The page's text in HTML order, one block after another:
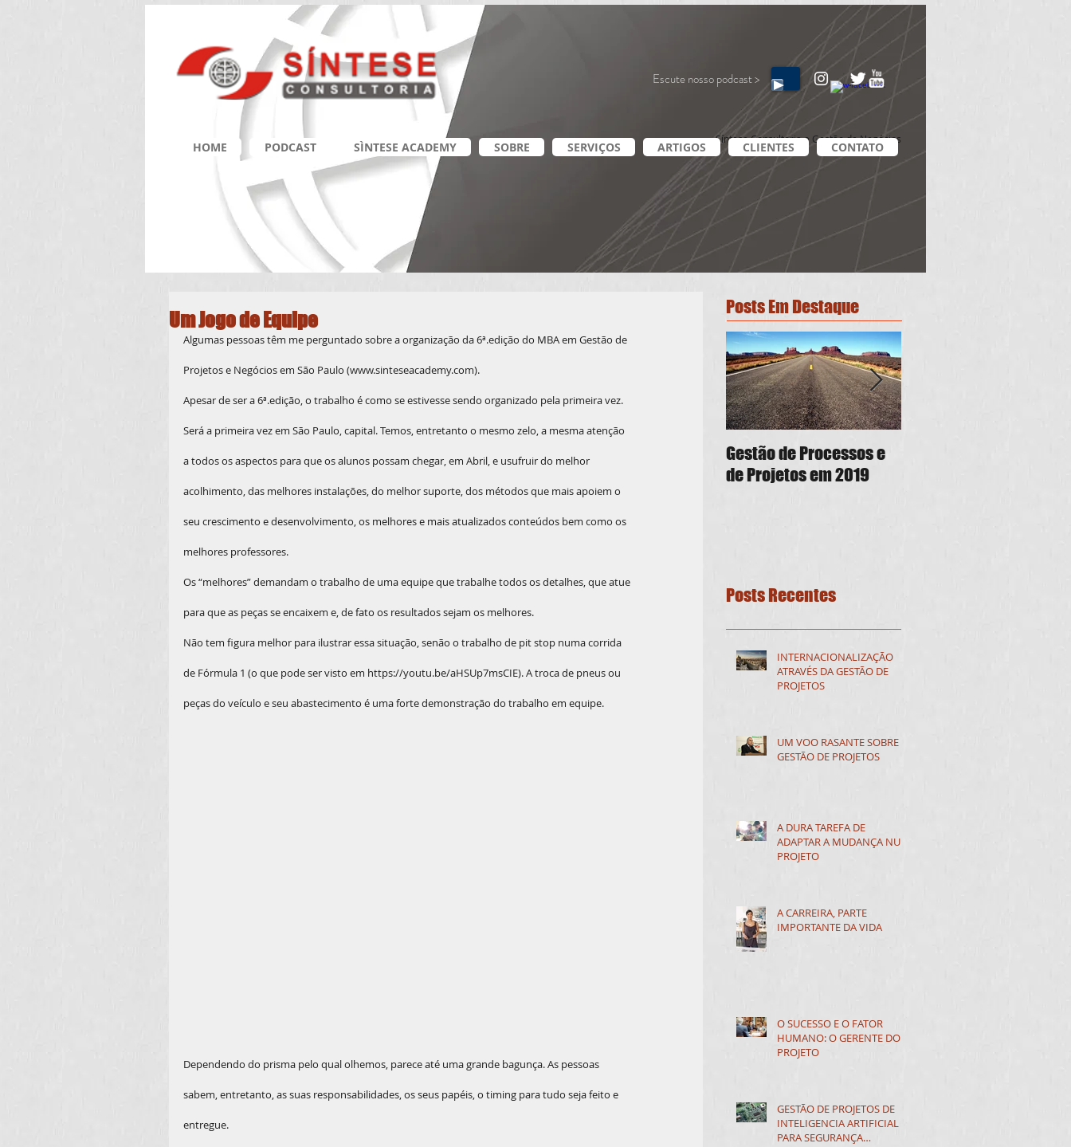
Síntese Consultoria e Gestão de Negócios
HOME PODCAST SÌNTESE ACADEMY SOBRE SERVIÇOS ARTIGOS CLIENTES CONTATO
Escute nosso podcast >
Um Jogo de Equipe
Algumas pessoas têm me perguntado sobre a organização da 6ª.edição do MBA em Gestão de
Projetos e Negócios em São Paulo (www.sinteseacademy.com).
Apesar de ser a 6ª.edição, o trabalho é como se estivesse sendo organizado pela primeira vez.
Será a primeira vez em São Paulo, capital. Temos, entretanto o mesmo zelo, a mesma atenção
a todos os aspectos para que os alunos possam chegar, em Abril, e usufruir do melhor
acolhimento, das melhores instalações, do melhor suporte, dos métodos que mais apoiem o
seu crescimento e desenvolvimento, os melhores e mais atualizados conteúdos bem como os
melhores professores.
Os “melhores” demandam o trabalho de uma equipe que trabalhe todos os detalhes, que atue
para que as peças se encaixem e, de fato os resultados sejam os melhores.
Não tem figura melhor para ilustrar essa situação, senão o trabalho de pit stop numa corrida
de Fórmula 1 (o que pode ser visto em https://youtu.be/aHSUp7msCIE). A troca de pneus ou
peças do veículo e seu abastecimento é uma forte demonstração do trabalho em equipe.
Dependendo do prisma pelo qual olhemos, parece até uma grande bagunça. As pessoas
sabem, entretanto, as suas responsabilidades, os seus papéis, o timing para tudo seja feito e
entregue.
Posts Em Destaque
Gestão de Processos e
de Projetos em 2019
Posts Recentes
INTERNACIONALIZAÇÃO
ATRAVÉS DA GESTÃO DE
PROJETOS
UM VOO RASANTE SOBRE A
GESTÃO DE PROJETOS
A DURA TAREFA DE
ADAPTAR A MUDANÇA NUM
PROJETO
A CARREIRA, PARTE
IMPORTANTE DA VIDA
O SUCESSO E O FATOR
HUMANO: O GERENTE DO
PROJETO
GESTÃO DE PROJETOS DE
INTELIGENCIA ARTIFICIAL
PARA SEGURANÇA